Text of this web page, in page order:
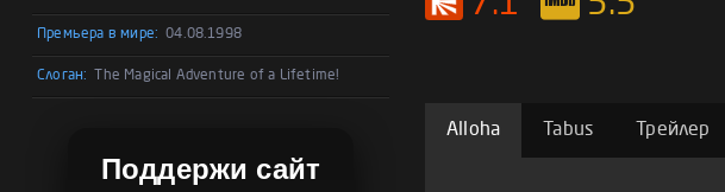
Премьера в мире: 04.08.1998
Слоган: The Magical Adventure of a Lifetime!
Поддержи сайт
Alloha Tabus Трейлер